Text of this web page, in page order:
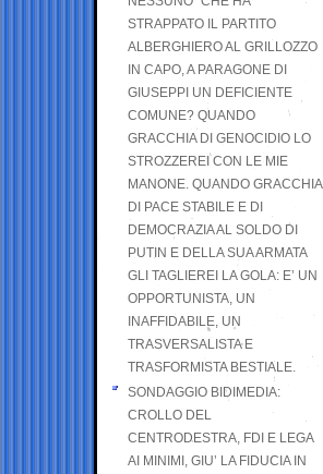
STRAPPATO IL PARTITO
ALBERGHIERO AL GRILLOZZO
IN CAPO, A PARAGONE DI
GIUSEPPI UN DEFICIENTE
COMUNE? QUANDO
GRACCHIA DI GENOCIDIO LO
STROZZEREI CON LE MIE
MANONE. QUANDO GRACCHIA
DI PACE STABILE E DI
DEMOCRAZIA AL SOLDO DI
PUTIN E DELLA SUA ARMATA
GLI TAGLIEREI LA GOLA: E’ UN
OPPORTUNISTA, UN
INAFFIDABILE, UN
TRASVERSALISTA E
TRASFORMISTA BESTIALE.
SONDAGGIO BIDIMEDIA:
CROLLO DEL
CENTRODESTRA, FDI E LEGA
AI MINIMI, GIU’ LA FIDUCIA IN